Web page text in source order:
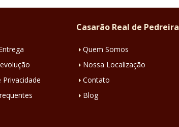
Privacidade
Casarão Real de Pedreira
Quem Somos
Nossa Localização
Contato
Blog